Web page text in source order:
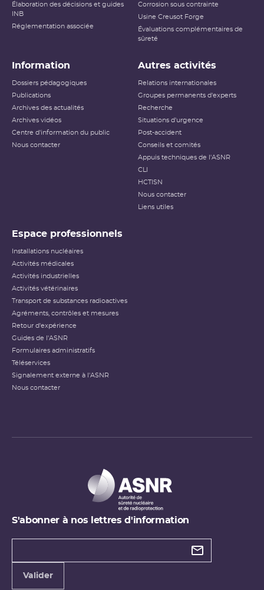
Élaboration des décisions et guides
INB
Réglementation associée
Corrosion sous contrainte
Usine Creusot Forge
Évaluations complémentaires de
sûreté
Information
Dossiers pédagogiques
Publications
Archives des actualités
Archives vidéos
Centre d'information du public
Nous contacter
Autres activités
Relations internationales
Groupes permanents d'experts
Recherche
Situations d'urgence
Post-accident
Conseils et comités
Appuis techniques de l'ASNR
CLI
HCTISN
Nous contacter
Liens utiles
Espace professionnels
Installations nucléaires
Activités médicales
Activités industrielles
Activités vétérinaires
Transport de substances radioactives
Agréments, contrôles et mesures
Retour d'expérience
Guides de l'ASNR
Formulaires administratifs
Téléservices
Signalement externe à l'ASNR
Nous contacter
S'abonner à nos lettres d'information
Types de
Valider